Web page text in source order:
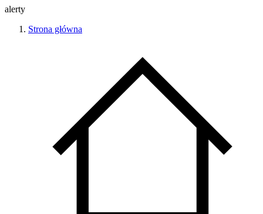
alerty
Strona główna